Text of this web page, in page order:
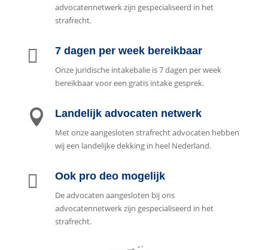
advocatennetwerk zijn gespecialiseerd in het
strafrecht.
 7 dagen per week bereikbaar
Onze juridische intakebalie is 7 dagen per week
bereikbaar voor een gratis intake gesprek.
 Landelijk advocaten netwerk
Met onze aangesloten strafrecht advocaten hebben
wij een landelijke dekking in heel Nederland.
 Ook pro deo mogelijk
De advocaten aangesloten bij ons
advocatennetwerk zijn gespecialiseerd in het
strafrecht.